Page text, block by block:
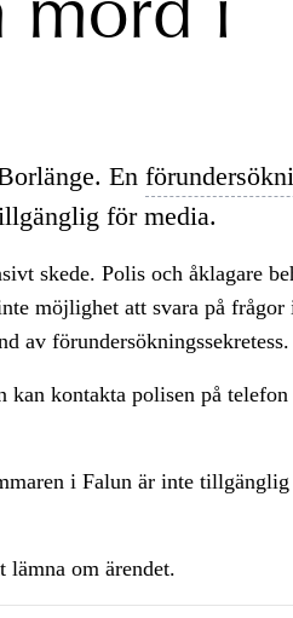
mord i
En
för media.
skede. Polis och åklagare
möjlighet att svara på frågor
av förundersökningssekretess.
kan kontakta polisen på telefon
i Falun är inte
lämna om ärendet.